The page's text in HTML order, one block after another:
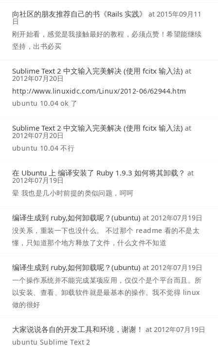
向社区的朋友推荐自己的书《Rails 实践》 at 2015年09月11
日
刚开始看，感觉是我接触最好的教程，必须点赞！希望能继续
坚持，出书必买
Sublime Text 2 中文输入完美解决 (使用 fcitx 输入法) at
2012年07月20日
http://www.linuxidc.com/Linux/2012-06/62944.htm
ubuntu 10.04 ok 了
Sublime Text 2 中文输入完美解决 (使用 fcitx 输入法) at
2012年07月20日
ubuntu 10.04 不行
在 Ubuntu 上 编译安装了 Ruby 1.9.3 如何将其卸载？ at
2012年07月19日
晕 我也是几小时前提的类似问题，呵呵
编译生成到 ruby,如何卸载呢？(ubuntu) at 2012年07月19日
没关系，重装一下也没什么。 不过那个 readme 看的不是太
懂，只知道那个地方释放了文件，什么文件不知道
编译生成到 ruby,如何卸载呢？(ubuntu) at 2012年07月19日
一个操作系统并不能完成某项应用，仅仅个是个平台而且。所
以安装、查看、卸载软件就是最基本的操作。我不觉得 linux
做的很好
大家说说各自的开发工具和环境，谢谢！ at 2012年07月19日
ubuntu Sublime Text 2